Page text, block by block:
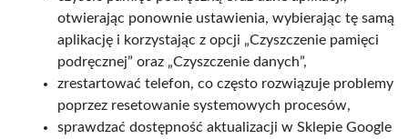
otwierając ponownie ustawienia, wybierając tę samą
aplikację i korzystając z opcji „Czyszczenie pamięci
podręcznej” oraz „Czyszczenie danych”,
zrestartować telefon, co często rozwiązuje problemy
poprzez resetowanie systemowych procesów,
sprawdzać dostępność aktualizacji w Sklepie Google